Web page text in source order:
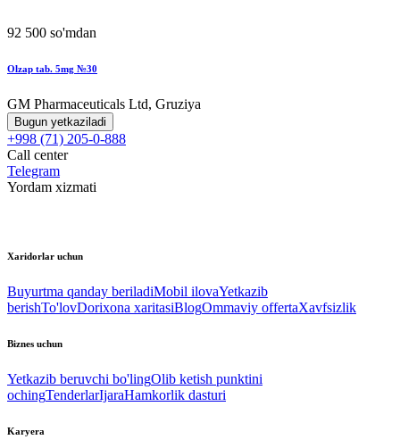
92 500 so'mdan
Olzap tab. 5mg №30
GM Pharmaceuticals Ltd, Gruziya
Bugun yetkaziladi
+998 (71) 205-0-888
Call center
Telegram
Yordam xizmati
Xaridorlar uchun
Buyurtma qanday beriladiMobil ilovaYetkazib
berishTo'lovDorixona xaritasiBlogOmmaviy offertaXavfsizlik
Biznes uchun
Yetkazib beruvchi bo'lingOlib ketish punktini
ochingTenderlarIjaraHamkorlik dasturi
Karyera